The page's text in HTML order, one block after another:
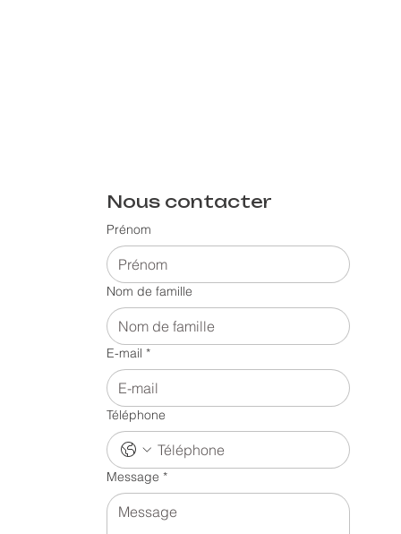
Nous contacter
Prénom
Nom de famille
E-mail *
Téléphone
Message *